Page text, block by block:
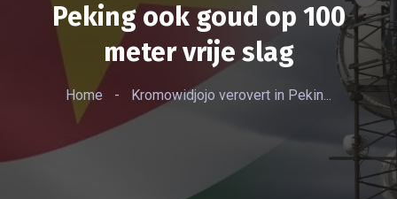
Peking ook goud op 100
meter vrije slag
Home - Kromowidjojo verovert in Pekin...